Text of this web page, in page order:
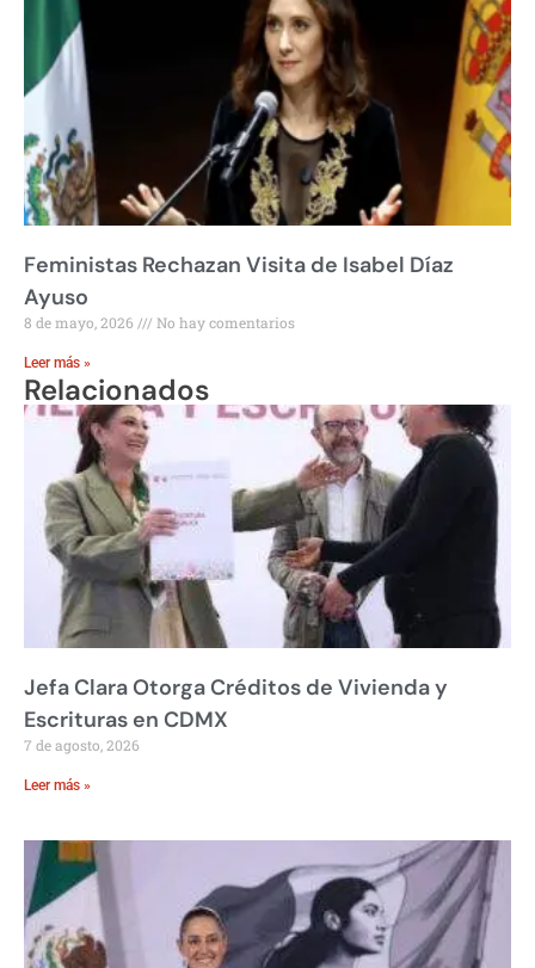
Feministas Rechazan Visita de Isabel Díaz
Ayuso
8 de mayo, 2026 No hay comentarios
Leer más »
Relacionados
Jefa Clara Otorga Créditos de Vivienda y
Escrituras en CDMX
7 de agosto, 2026
Leer más »